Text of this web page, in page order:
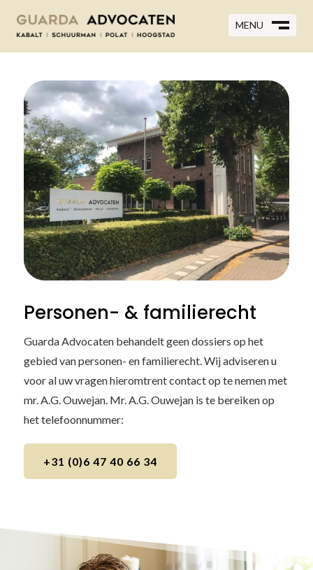
MENU
MENU
CLOSE
M
Personen- & familierecht
Guarda Advocaten behandelt geen dossiers op het
gebied van personen- en familierecht. Wij adviseren u
voor al uw vragen hieromtrent contact op te nemen met
mr. A.G. Ouwejan. Mr. A.G. Ouwejan is te bereiken op
het telefoonnummer:
+31 (0)6 47 40 66 34